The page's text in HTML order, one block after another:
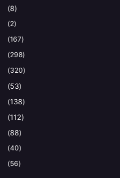
(8)
(2)
(167)
(298)
(320)
(53)
(138)
(112)
(88)
(40)
(56)